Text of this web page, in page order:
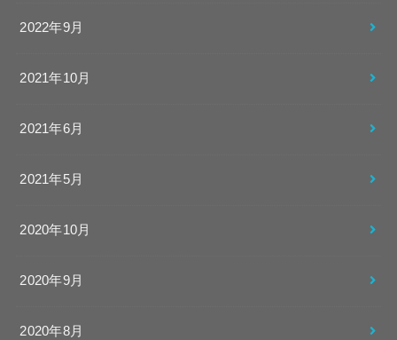
2022年9月
2021年10月
2021年6月
2021年5月
2020年10月
2020年9月
2020年8月